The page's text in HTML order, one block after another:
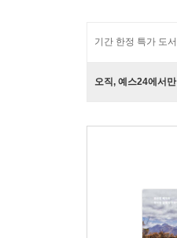
기간 한정 특가 도서
오직, 예스24에서만